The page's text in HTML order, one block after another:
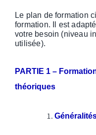
Le plan de formation
formation. Il est
votre besoin (niveau
utilisée).
PARTIE 1 –
théoriques